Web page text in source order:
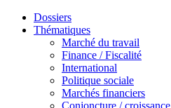
Dossiers
Thématiques
Marché du travail
Finance / Fiscalité
International
Politique sociale
Marchés financiers
Conjoncture / croissance